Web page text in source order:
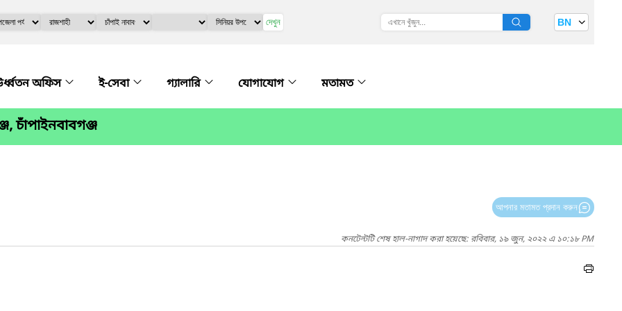
দেখুন BN
অফিস ই-সেবা গ্যালারি যোগাযোগ মতামত
চাঁপাইনবাবগঞ্জ
আপনার মতামত প্রদান করুন
কনটেন্টটি শেষ হাল-নাগাদ করা হয়েছে: রবিবার, ১৯ জুন, ২০২২ এ ১০:১৮ PM